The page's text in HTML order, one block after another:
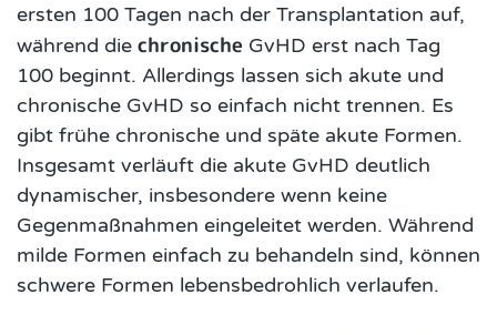
ersten 100 Tagen nach der Transplantation auf,
während die chronische GvHD erst nach Tag
100 beginnt. Allerdings lassen sich akute und
chronische GvHD so einfach nicht trennen. Es
gibt frühe chronische und späte akute Formen.
Insgesamt verläuft die akute GvHD deutlich
dynamischer, insbesondere wenn keine
Gegenmaßnahmen eingeleitet werden. Während
milde Formen einfach zu behandeln sind, können
schwere Formen lebensbedrohlich verlaufen.